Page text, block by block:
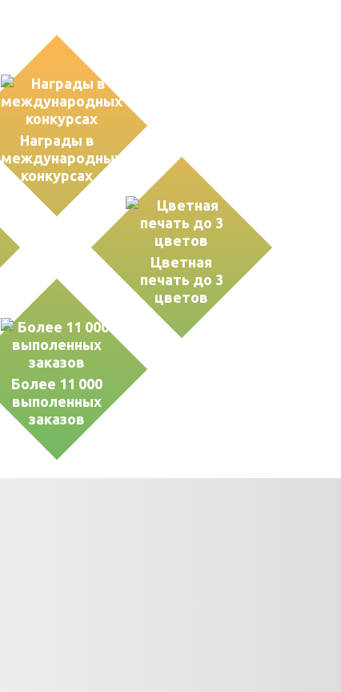
Награды в
международных
конкурсах
Цветная
печать до 3
цветов
Более 11 000
выполенных
заказов